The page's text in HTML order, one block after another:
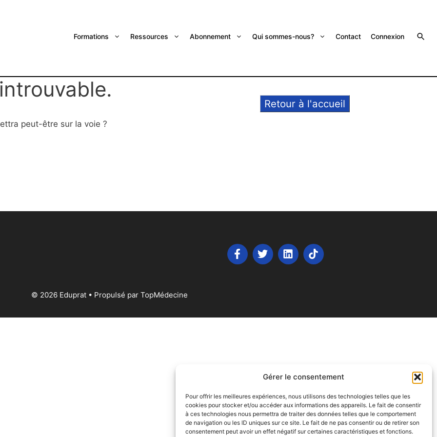
Gérer le consentement
Pour offrir les meilleures expériences, nous utilisons des technologies telles que les
cookies pour stocker et/ou accéder aux informations des appareils. Le fait de consentir
à ces technologies nous permettra de traiter des données telles que le comportement
de navigation ou les ID uniques sur ce site. Le fait de ne pas consentir ou de retirer son
consentement peut avoir un effet négatif sur certaines caractéristiques et fonctions.
Formations Ressources Abonnement Qui sommes-nous? Contact Connexion
peut-être sur la voie ?
Retour à l'accueil
© 2026 Eduprat • Propulsé par TopMédecine